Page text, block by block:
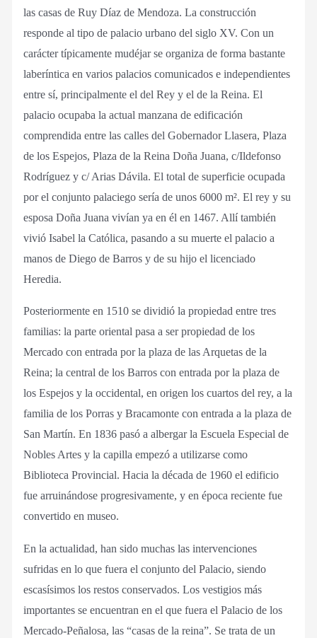
las casas de Ruy Díaz de Mendoza. La construcción
responde al tipo de palacio urbano del siglo XV. Con un
carácter típicamente mudéjar se organiza de forma bastante
laberíntica en varios palacios comunicados e independientes
entre sí, principalmente el del Rey y el de la Reina. El
palacio ocupaba la actual manzana de edificación
comprendida entre las calles del Gobernador Llasera, Plaza
de los Espejos, Plaza de la Reina Doña Juana, c/Ildefonso
Rodríguez y c/ Arias Dávila. El total de superficie ocupada
por el conjunto palaciego sería de unos 6000 m². El rey y su
esposa Doña Juana vivían ya en él en 1467. Allí también
vivió Isabel la Católica, pasando a su muerte el palacio a
manos de Diego de Barros y de su hijo el licenciado
Heredia.
Posteriormente en 1510 se dividió la propiedad entre tres
familias: la parte oriental pasa a ser propiedad de los
Mercado con entrada por la plaza de las Arquetas de la
Reina; la central de los Barros con entrada por la plaza de
los Espejos y la occidental, en origen los cuartos del rey, a la
familia de los Porras y Bracamonte con entrada a la plaza de
San Martín. En 1836 pasó a albergar la Escuela Especial de
Nobles Artes y la capilla empezó a utilizarse como
Biblioteca Provincial. Hacia la década de 1960 el edificio
fue arruinándose progresivamente, y en época reciente fue
convertido en museo.
En la actualidad, han sido muchas las intervenciones
sufridas en lo que fuera el conjunto del Palacio, siendo
escasísimos los restos conservados. Los vestigios más
importantes se encuentran en el que fuera el Palacio de los
Mercado-Peñalosa, las “casas de la reina”. Se trata de un